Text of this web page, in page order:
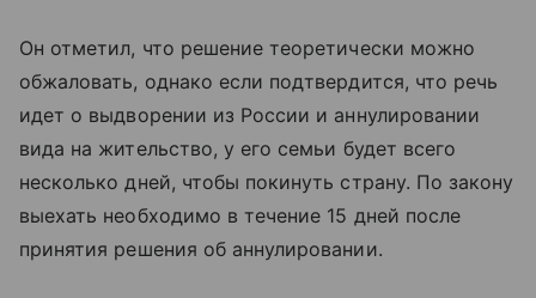
Он отметил, что решение теоретически можно
обжаловать, однако если подтвердится, что речь
идет о выдворении из России и аннулировании
вида на жительство, у его семьи будет всего
несколько дней, чтобы покинуть страну. По закону
выехать необходимо в течение 15 дней после
принятия решения об аннулировании.